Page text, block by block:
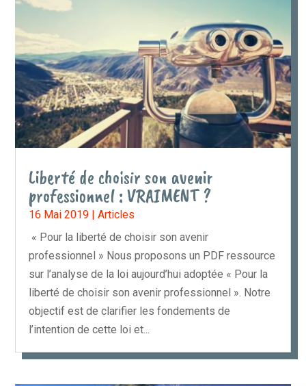
Liberté de choisir son avenir
professionnel : VRAIMENT ?
16 Mai 2019 |Articles
« Pour la liberté de choisir son avenir
professionnel » Nous proposons un PDF ressource
sur l’analyse de la loi aujourd’hui adoptée « Pour la
liberté de choisir son avenir professionnel ». Notre
objectif est de clarifier les fondements de
l’intention de cette loi et...